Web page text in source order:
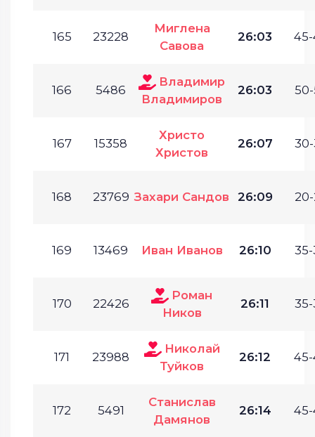
165 23228
Миглена
Савова
26:03 45-
166 5486
Владимир
Владимиров
26:03 50-
167 15358
Христо
Христов
26:07 30-
168 23769 Захари Сандов 26:09 20-
169 13469 Иван Иванов 26:10 35-
170 22426
Роман
Ников
26:11 35-
171 23988
Николай
Туйков
26:12 45-
172 5491
Станислав
Дамянов
26:14 45-